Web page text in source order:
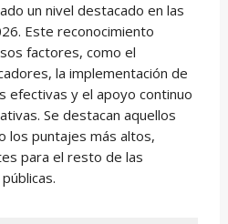
un nivel destacado en las
Este reconocimiento
factores, como el
la implementación de
efectivas y el apoyo continuo
Se destacan aquellos
los puntajes más altos,
para el resto de las